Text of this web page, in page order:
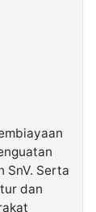
SnV. Serta
dan